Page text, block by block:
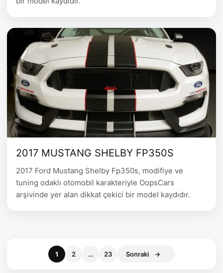
2017 MUSTANG SHELBY FP350S
2017 Ford Mustang Shelby Fp350s, modifiye ve
tuning odaklı otomobil karakteriyle OopsCars
arşivinde yer alan dikkat çekici bir model kaydıdır.
Sayfa
1 Sayfa
2 … Sayfa
23 Sonraki →